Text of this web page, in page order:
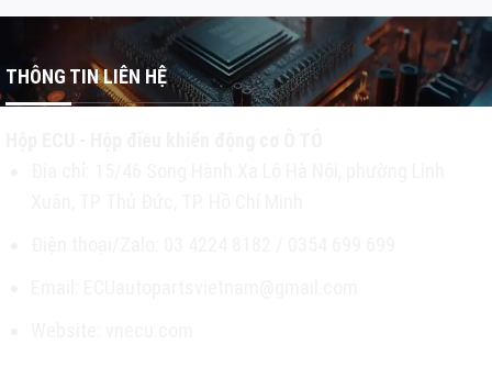
THÔNG TIN LIÊN HỆ